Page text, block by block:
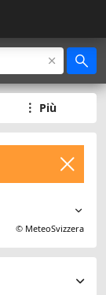
Più
© MeteoSvizzera